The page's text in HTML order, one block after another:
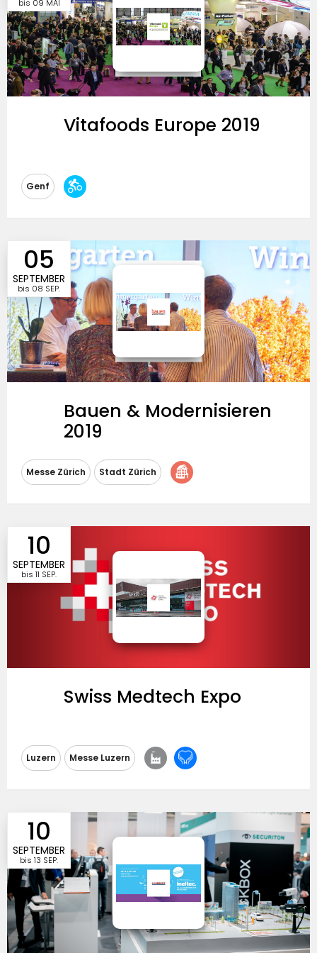
bis 09 MAI
Vitafoods Europe 2019
Genf
Messeausrichtung
05
SEPTEMBER
bis 08 SEP.
Bauen & Modernisieren
2019
Messe Zürich Stadt Zürich
Messeausrichtung Besucherzulassung
10
SEPTEMBER
bis 11 SEP.
Swiss Medtech Expo
Luzern Messe Luzern
Messeausrichtung Besucherzulassung
10
SEPTEMBER
bis 13 SEP.